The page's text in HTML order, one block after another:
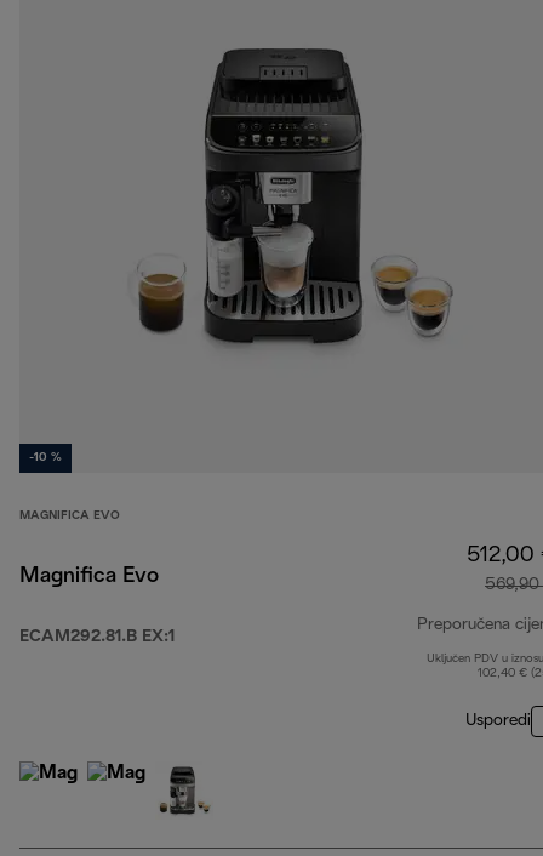
-10 %
MAGNIFICA EVO
Magnifica Evo
ECAM292.81.B EX:1
512,00
Preporučena
Uključen PDV u
102,40 €
Usporedi